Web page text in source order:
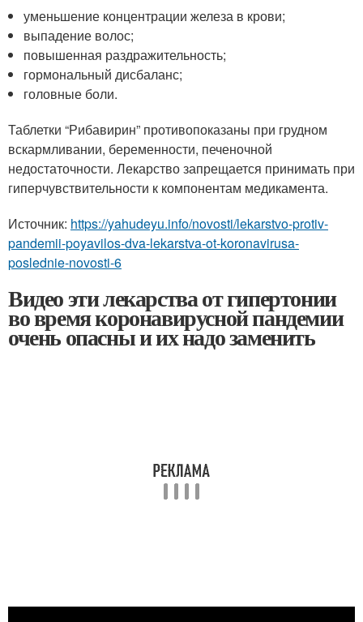
уменьшение концентрации железа в крови;
выпадение волос;
повышенная раздражительность;
гормональный дисбаланс;
головные боли.
Таблетки “Рибавирин” противопоказаны при грудном
вскармливании, беременности, печеночной
недостаточности. Лекарство запрещается принимать при
гиперчувствительности к компонентам медикамента.
Источник: https://yahudeyu.info/novosti/lekarstvo-protiv-
pandemii-poyavilos-dva-lekarstva-ot-koronavirusa-
poslednie-novosti-6
Видео эти лекарства от гипертонии
во время коронавирусной пандемии
очень опасны и их надо заменить